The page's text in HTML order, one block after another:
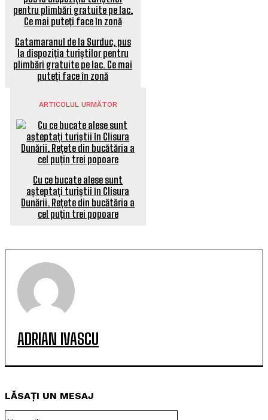
Catamaranul de la Surduc, pus
la dispoziția turiștilor pentru
plimbări gratuite pe lac. Ce mai
puteți face în zonă
ARTICOLUL URMĂTOR
Cu ce bucate alese sunt
așteptați turiștii în Clisura
Dunării. Rețete din bucătăria a
cel puțin trei popoare
ADRIAN IVASCU
LĂSAȚI UN MESAJ